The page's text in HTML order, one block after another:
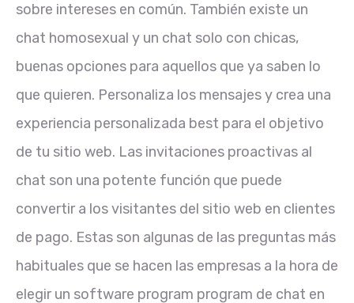
sobre intereses en común. También existe un
chat homosexual y un chat solo con chicas,
buenas opciones para aquellos que ya saben lo
que quieren. Personaliza los mensajes y crea una
experiencia personalizada best para el objetivo
de tu sitio web. Las invitaciones proactivas al
chat son una potente función que puede
convertir a los visitantes del sitio web en clientes
de pago. Estas son algunas de las preguntas más
habituales que se hacen las empresas a la hora de
elegir un software program program de chat en